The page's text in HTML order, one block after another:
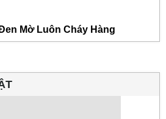
Mờ Luôn Cháy Hàng